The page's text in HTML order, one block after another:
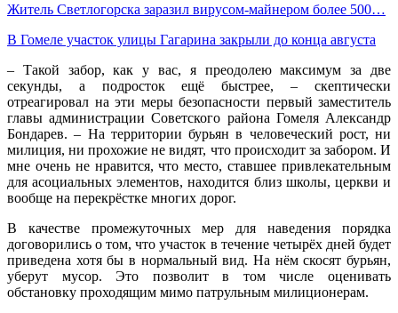
Житель Светлогорска заразил вирусом-майнером более 500…
В Гомеле участок улицы Гагарина закрыли до конца августа
– Такой забор, как у вас, я преодолею максимум за две
секунды, а подросток ещё быстрее, – скептически
отреагировал на эти меры безопасности первый заместитель
главы администрации Советского района Гомеля Александр
Бондарев. – На территории бурьян в человеческий рост, ни
милиция, ни прохожие не видят, что происходит за забором. И
мне очень не нравится, что место, ставшее привлекательным
для асоциальных элементов, находится близ школы, церкви и
вообще на перекрёстке многих дорог.
В качестве промежуточных мер для наведения порядка
договорились о том, что участок в течение четырёх дней будет
приведена хотя бы в нормальный вид. На нём скосят бурьян,
уберут мусор. Это позволит в том числе оценивать
обстановку проходящим мимо патрульным милиционерам.